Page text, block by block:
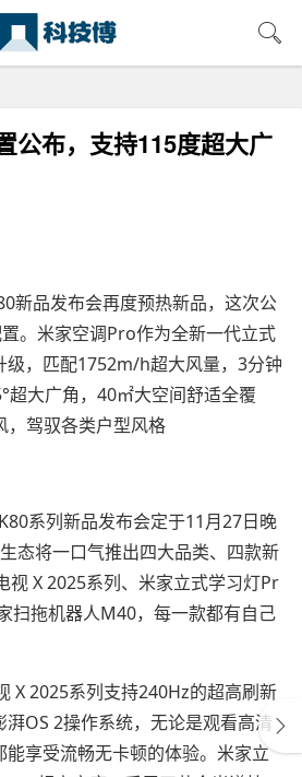
公布，支持115度超大广
新品发布会再度预热新品，这次公
。米家空调Pro作为全新一代立式
级，匹配1752m/h超大风量，3分钟
超大广角，40㎡大空间舒适全覆
，驾驭各类户型风格
系列新品发布会定于11月27日晚
态将一口气推出四大品类、四款新
视 X 2025系列、米家立式学习灯Pr
扫拖机器人M40，每一款都有自己
X 2025系列支持240Hz的超高刷新
OS 2操作系统，无论是观看高清
享受流畅无卡顿的体验。米家立